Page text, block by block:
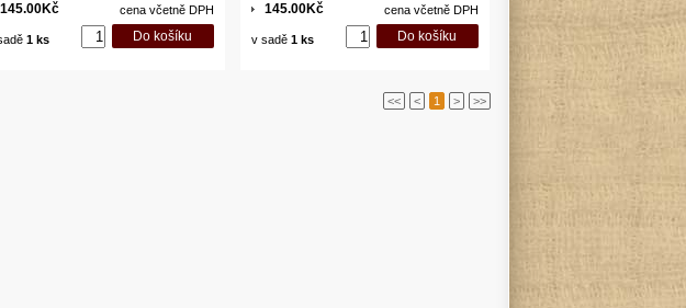
cena včetně DPH
145.00Kč
1 ks
cena včetně DPH
145.00Kč
v sadě 1 ks
<< < 1 > >>